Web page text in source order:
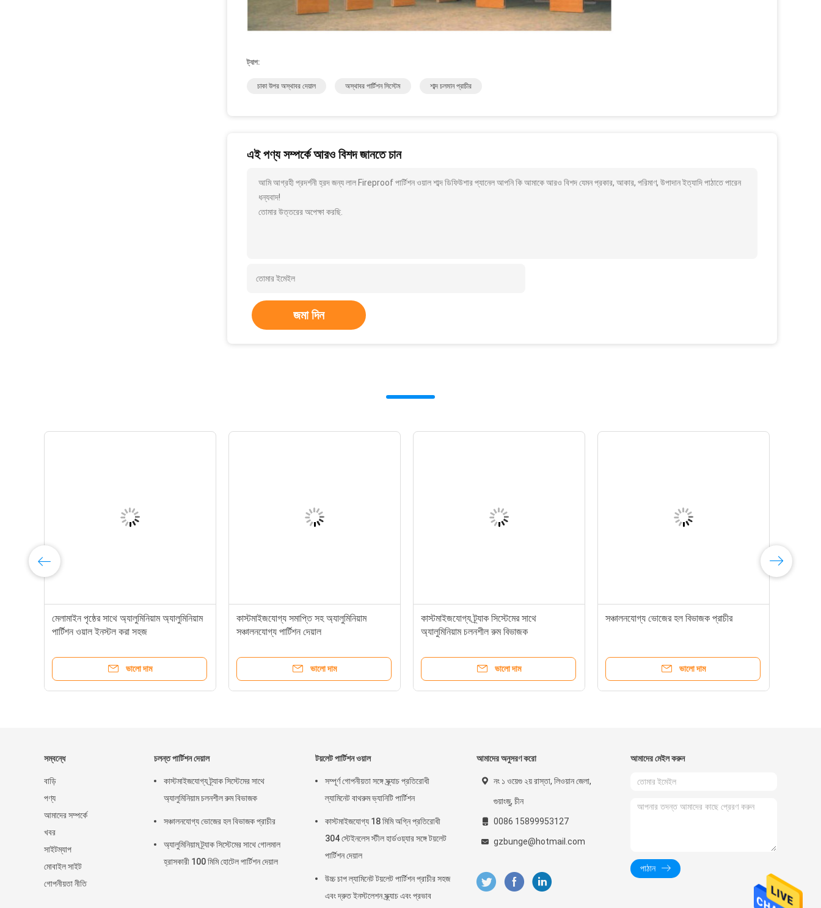
ট্যাগ:
চাকা উপর অস্থাবর দেয়াল অস্থাবর পার্টিশন সিস্টেম শাব্দ চলমান প্রাচীর
এই পণ্য সম্পর্কে আরও বিশদ জানতে চান
আমি আগ্রহী প্রদর্শনী হ্রদ জন্য লাল Fireproof পার্টিশন ওয়াল শাব্দ ডিফিউশার প্যানেল আপনি কি আমাকে আরও বিশদ যেমন প্রকার, আকার, পরিমাণ, উপাদান ইত্যাদি পাঠাতে পারেন
ধন্যবাদ!
তোমার উত্তরের অপেক্ষা করছি.
জমা দিন
মেলামাইন পৃষ্ঠের সাথে অ্যালুমিনিয়াম অ্যালুমিনিয়াম
পার্টিশন ওয়াল ইনস্টল করা সহজ
ভালো দাম
কাস্টমাইজযোগ্য সমাপ্তি সহ অ্যালুমিনিয়াম
সঞ্চালনযোগ্য পার্টিশন দেয়াল
ভালো দাম
কাস্টমাইজযোগ্য ট্র্যাক সিস্টেমের সাথে
অ্যালুমিনিয়াম চলনশীল রুম বিভাজক
ভালো দাম
সঞ্চালনযোগ্য ভোজের হল বিভাজক প্রাচীর
ভালো দাম
সম্বন্ধে
বাড়ি
পণ্য
আমাদের সম্পর্কে
খবর
সাইটম্যাপ
মোবাইল সাইট
গোপনীয়তা নীতি
চলন্ত পার্টিশন দেয়াল
কাস্টমাইজযোগ্য ট্র্যাক সিস্টেমের সাথে
অ্যালুমিনিয়াম চলনশীল রুম বিভাজক
সঞ্চালনযোগ্য ভোজের হল বিভাজক প্রাচীর
অ্যালুমিনিয়াম ট্র্যাক সিস্টেমের সাথে গোলমাল
হ্রাসকারী 100 মিমি হোটেল পার্টিশন দেয়াল
টয়লেট পার্টিশন ওয়াল
সম্পূর্ণ গোপনীয়তা সঙ্গে স্ক্র্যাচ প্রতিরোধী
ল্যামিনেট বাথরুম ভ্যানিটি পার্টিশন
কাস্টমাইজযোগ্য 18 মিমি অগ্নি প্রতিরোধী
304 স্টেইনলেস স্টীল হার্ডওয়্যার সঙ্গে টয়লেট
পার্টিশন দেয়াল
উচ্চ চাপ ল্যামিনেট টয়লেট পার্টিশন প্রাচীর সহজ
এবং দ্রুত ইনস্টলেশন স্ক্র্যাচ এবং প্রভাব
আমাদের অনুসরণ করো
নং ১ ওয়েগু ২য় রাস্তা, লিওয়ান জেলা,
গুয়াংজু, চীন
0086 15899953127
gzbunge@hotmail.com
আমাদের মেইল ​​করুন
পাঠান